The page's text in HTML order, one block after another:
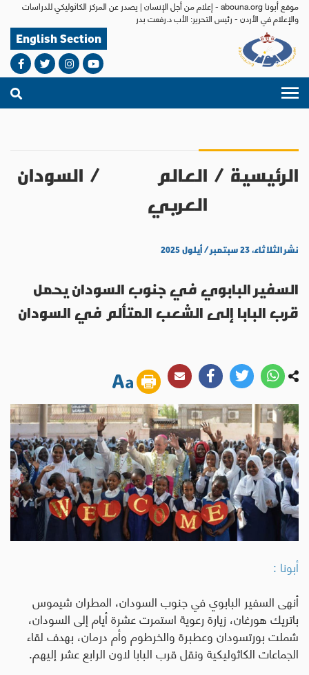
موقع أبونا abouna.org - إعلام من أجل الإنسان | يصدر عن المركز الكاثوليكي للدراسات
والإعلام في الأردن - رئيس التحرير: الأب د.رفعت بدر
English Section
الرئيسية / العالم
العربي
/ السودان
نشر الثلاثاء، ٢٣ سبتمبر / أيلول ٢٠٢٥
السفير البابوي في جنوب السودان يحمل
قرب البابا إلى الشعب المتألم في السودان
أبونا :
أنهى السفير البابوي في جنوب السودان، المطران شيموس
باتريك هورغان، زيارة رعوية استمرت عشرة أيام إلى السودان،
شملت بورتسودان وعطبرة والخرطوم وأم درمان، بهدف لقاء
الجماعات الكاثوليكية ونقل قرب البابا لاون الرابع عشر إليهم.